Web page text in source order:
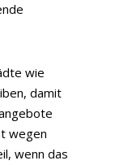
wie
damit
wegen
wenn das